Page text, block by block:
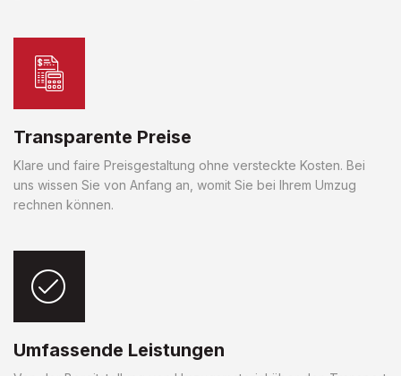
Transparente Preise
Klare und faire Preisgestaltung ohne versteckte Kosten. Bei
uns wissen Sie von Anfang an, womit Sie bei Ihrem Umzug
rechnen können.
Umfassende Leistungen